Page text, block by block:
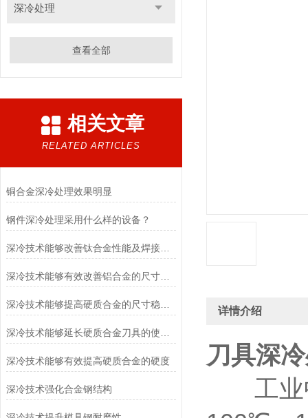
深冷处理
查看全部
相关文章
RELATED ARTICLES
铜合金深冷处理效果明显
钢件深冷处理采用什么样的设备？
深冷技术能够改善钛合金性能及焊接件的尺寸稳定性
深冷技术能够有效改善铝合金的尺寸稳定性，提高零件精度
深冷技术能够有效提高硬质合金的硬度
深冷技术强化合金钢结构
详情介绍
刀具深
工业中